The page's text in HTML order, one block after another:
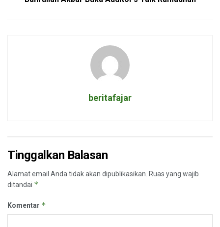
beritafajar
Tinggalkan Balasan
Alamat email Anda tidak akan dipublikasikan. Ruas yang wajib
ditandai *
Komentar *